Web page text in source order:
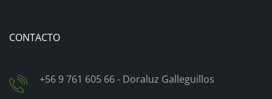
CONTACTO
+56 9 761 605 66 - Doraluz Galleguillos